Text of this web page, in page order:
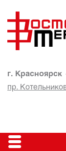
г. Красноярск
пр.